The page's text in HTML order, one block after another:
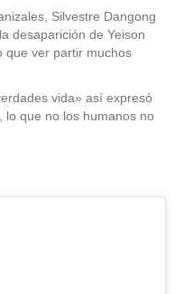
Silvestre Dangong
desaparición de Yeison
que ver partir muchos
vida» así expresó
lo que no los humanos no